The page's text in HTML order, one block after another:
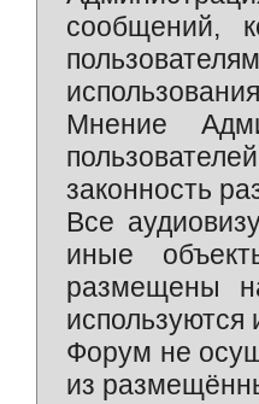
сообщений,
Мнение
законность
Все
иные
размещены
Форум не
из